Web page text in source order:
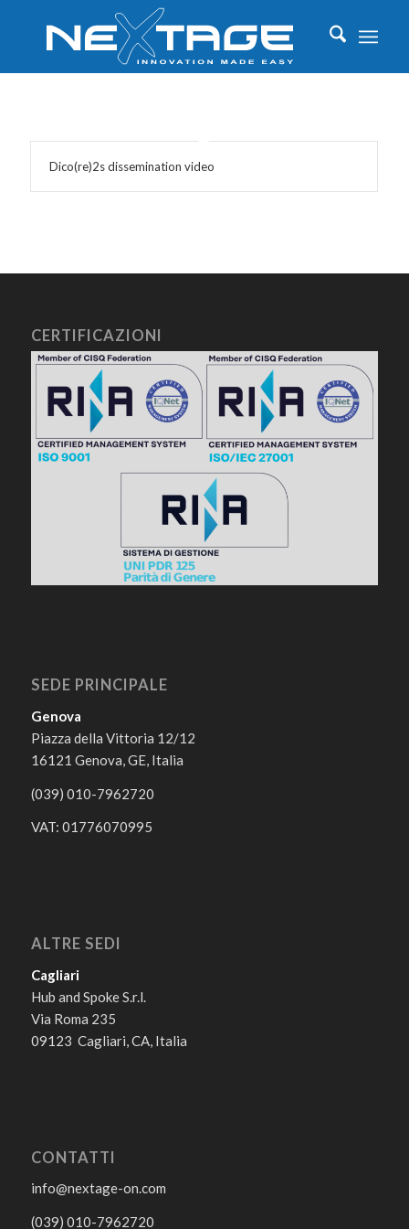
Dico(re)2s dissemination video
CERTIFICAZIONI
SEDE PRINCIPALE
Genova
Piazza della Vittoria 12/12
16121 Genova, GE, Italia
(039) 010-7962720
VAT: 01776070995
ALTRE SEDI
Cagliari
Hub and Spoke S.r.l.
Via Roma 235
09123 Cagliari, CA, Italia
CONTATTI
info@nextage-on.com
(039) 010-7962720